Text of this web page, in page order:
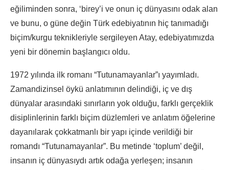
eğiliminden sonra, ‘birey’i ve onun iç dünyasını odak alan
ve bunu, o güne değin Türk edebiyatının hiç tanımadığı
biçim/kurgu teknikleriyle sergileyen Atay, edebiyatımızda
yeni bir dönemin başlangıcı oldu.
1972 yılında ilk romanı “Tutunamayanlar”ı yayımladı.
Zamandizinsel öykü anlatımının delindiği, iç ve dış
dünyalar arasındaki sınırların yok olduğu, farklı gerçeklik
disiplinlerinin farklı biçim düzlemleri ve anlatım öğelerine
dayanılarak çokkatmanlı bir yapı içinde verildiği bir
romandı “Tutunamayanlar”. Bu metinde ‘toplum’ değil,
insanın iç dünyasıydı artık odağa yerleşen; insanın